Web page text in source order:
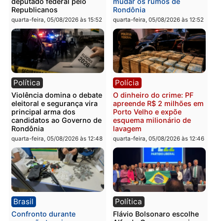
Você também vai querer ler...
Política
Jônatas França é aprovado
na convenção e
confirmado candidato a
deputado federal pelo
Republicanos
Brasil
TCE reúne candidatos ao
Governo e apresenta
diagnóstico que pode
mudar os rumos de
Rondônia
Política Polícia